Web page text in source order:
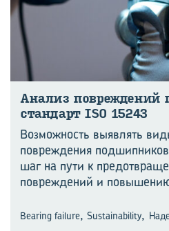
Ана­лиз по­вре­жде­ний
стан­дарт ISO 15243
Возможность выявлять
повреждения
шаг на пути к
повреждений и
Bearing failure, Sustainability,